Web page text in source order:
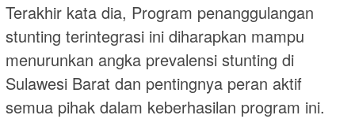
Terakhir kata dia, Program penanggulangan
stunting terintegrasi ini diharapkan mampu
menurunkan angka prevalensi stunting di
Sulawesi Barat dan pentingnya peran aktif
semua pihak dalam keberhasilan program ini.